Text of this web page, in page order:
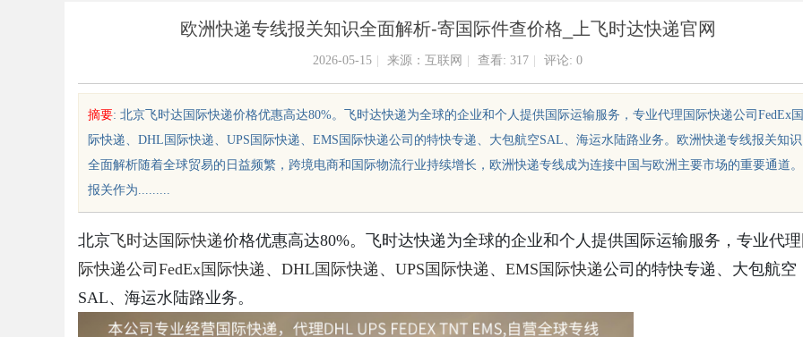
欧洲快递专线报关知识全面解析-寄国际件查价格_上飞时达快递官网
2026-05-15 来源：互联网 查看: 317 评论: 0
摘要: 北京飞时达国际快递价格优惠高达80%。飞时达快递为全球的企业和个人提供国际运输服务，专业代理国际快递公司FedEx国
际快递、DHL国际快递、UPS国际快递、EMS国际快递公司的特快专递、大包航空SAL、海运水陆路业务。欧洲快递专线报关知识
全面解析随着全球贸易的日益频繁，跨境电商和国际物流行业持续增长，欧洲快递专线成为连接中国与欧洲主要市场的重要通道。
报关作为.........
北京 飞时达 国际快递价格优惠高达80%。飞时达快递为全球的企业和个人提供国际运输服务，专业代理
际快递公司 FedEx国际快递 、 DHL国际快递 、 UPS国际快递 、 EMS国际快递公司的特快专递、大包航空
SAL、海运水陆路业务。
买：即买即用，规避侵权风险